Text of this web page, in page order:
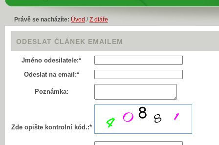
Právě se nacházíte: Úvod /Z diáře
ODESLAT ČLÁNEK EMAILEM
Jméno odesilatele:*
Odeslat na email:*
Poznámka:
Zde opište kontrolní kód.:*